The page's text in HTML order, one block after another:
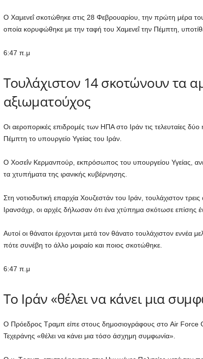
Ο Χαμενεΐ σκοτώθηκε στις 28 Φεβρουαρίου, την πρώτη μέρα
οποία κορυφώθηκε με την ταφή του Χαμενεΐ την Πέμπτη,
6:47 π.μ
Τουλάχιστον 14 σκοτώνουν τα
αξιωματούχος
Οι αεροπορικές επιδρομές των ΗΠΑ στο Ιράν τις τελευταίες
Πέμπτη το υπουργείο Υγείας του Ιράν.
Ο Χοσεΐν Κερμανπούρ, εκπρόσωπος του υπουργείου Υγείας,
τα χτυπήματα της ιρανικής κυβέρνησης.
Στη νοτιοδυτική επαρχία Χουζεστάν του Ιράν, τουλάχιστον
Ιρανσάχρ, οι αρχές δήλωσαν ότι ένα χτύπημα σκότωσε επίσης
Αυτοί οι θάνατοι έρχονται μετά τον θάνατο τουλάχιστον
πότε συνέβη το άλλο μοιραίο και ποιος σκοτώθηκε.
6:47 π.μ
Το Ιράν «θέλει να κάνει μια
Ο Πρόεδρος Τραμπ είπε στους δημοσιογράφους στο Air Force
Τεχεράνης «θέλει να κάνει μια τόσο άσχημη συμφωνία».